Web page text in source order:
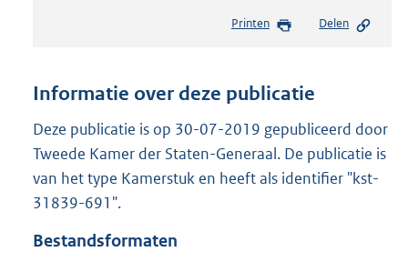
s
n
s
r
o
Printen Delen
Informatie over deze publicatie
Deze publicatie is op 30-07-2019 gepubliceerd door
Tweede Kamer der Staten-Generaal. De publicatie is
van het type Kamerstuk en heeft als identifier "kst-
31839-691".
Bestandsformaten